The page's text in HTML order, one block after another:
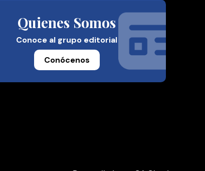
Quienes Somos
Conoce al grupo editorial
Conócenos